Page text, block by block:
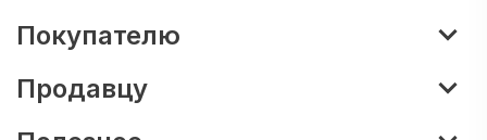
Покупателю
Продавцу